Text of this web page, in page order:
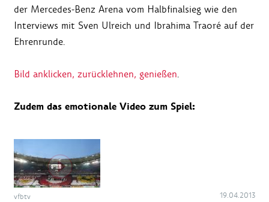
der Mercedes-Benz Arena vom Halbfinalsieg wie den
Interviews mit Sven Ulreich und Ibrahima Traoré auf der
Ehrenrunde.
Bild anklicken, zurücklehnen, genießen.
Zudem das emotionale Video zum Spiel:
vfbtv 19.04.2013